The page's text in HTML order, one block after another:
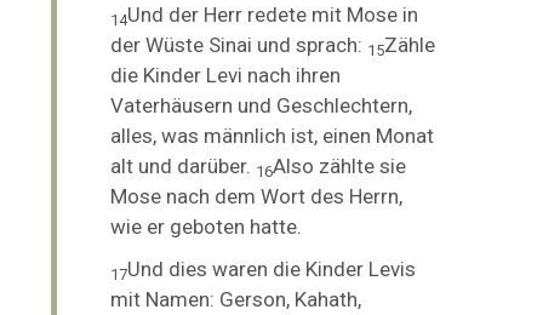
14Und der Herr redete mit Mose in
der Wüste Sinai und sprach: 15Zähle
die Kinder Levi nach ihren
Vaterhäusern und Geschlechtern,
alles, was männlich ist, einen Monat
alt und darüber. 16Also zählte sie
Mose nach dem Wort des Herrn,
wie er geboten hatte.
17Und dies waren die Kinder Levis
mit Namen: Gerson, Kahath,